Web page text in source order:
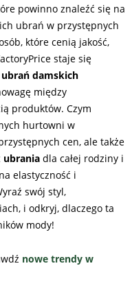
powinno znaleźć się na
ubrań w przystępnych
które cenią jakość,
staje się
damskich
między
produktów. Czym
hurtowni w
cen, ale także
ubrania dla całej rodziny i
elastyczność i
swój styl,
i odkryj, dlaczego ta
mody!
nowe trendy w